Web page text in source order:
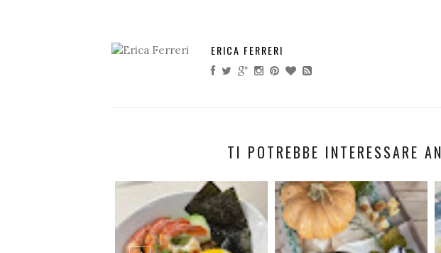
ERICA FERRERI
TI POTREBBE INTERESSARE